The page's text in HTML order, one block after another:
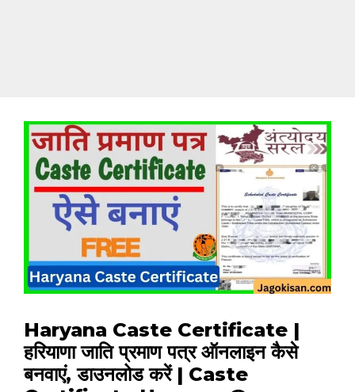
Haryana Caste Certificate |
हरियाणा जाति प्रमाण पत्र ऑनलाइन कैसे
बनवाएं, डाउनलोड करें | Caste